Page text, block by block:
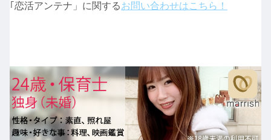
｢恋活アンテナ」に関するお問い合わせはこちら！